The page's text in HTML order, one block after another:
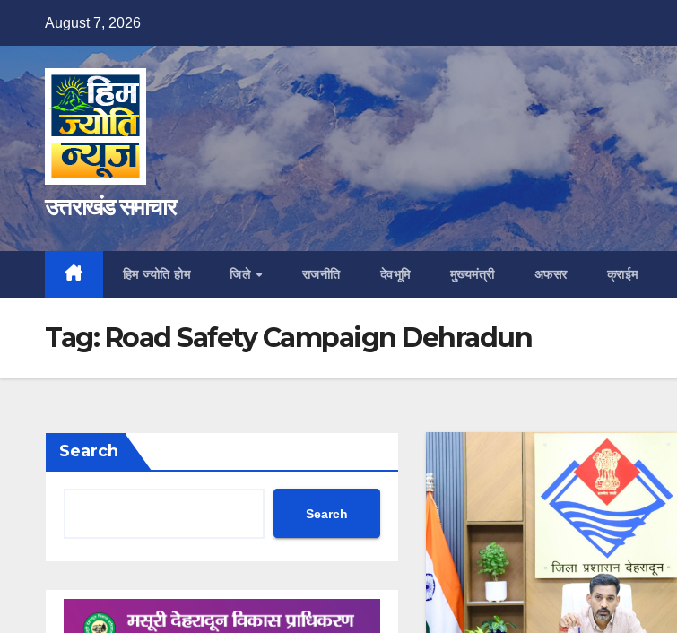
content
August 7, 2026
उत्तराखंड समाचार
हिम ज्योति होम जिले राजनीति देवभूमि मुख्यमंत्री अफसर क्राईम
Tag: Road Safety Campaign Dehradun
Search
Search